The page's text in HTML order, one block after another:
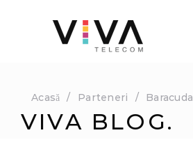
Acasă Parteneri Baracuda
VIVA BLOG.